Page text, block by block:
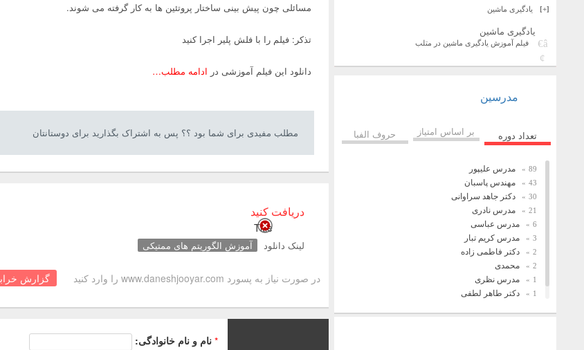
مسائلی چون پیش بینی ساختار پروتئین ها به کار گرفته می شوند.
تذکر: فیلم را با فلش پلیر اجرا کنید
دانلود این فیلم آموزشی در ادامه مطلب…
مطلب مفیدی برای شما بود ؟؟ پس به اشتراک بگذارید برای دوستانتان
دریافت کنید
لینک دانلود آموزش الگوریتم های ممتیکی
در صورت نیاز به پسورد www.daneshjooyar.com را وارد کنید گزارش
* نام و نام خانوادگی:
[+] یادگیری ماشین
یادگیری ماشین
فیلم آموزش یادگیری ماشین در متلب
مدرسین
تعداد دوره بر اساس امتیاز حروف الفبا
89 مدرس علیپور
43 مهندس پاسبان
30 دکتر جاهد سراوانی
21 مدرس نادری
6 مدرس عباسی
3 مدرس کریم تبار
2 دکتر فاطمی زاده
2 محمدی
1 مدرس نظری
1 دکتر طاهر لطفی
Title